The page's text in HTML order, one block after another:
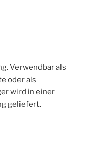
Verwendbar als
oder als
wird in einer
geliefert.